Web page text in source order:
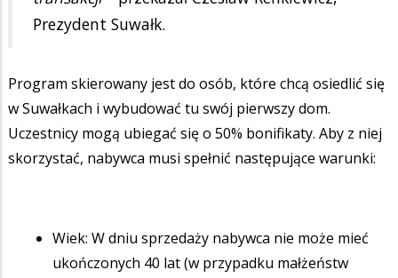
Prezydent Suwałk.
Program skierowany jest do osób, które chcą osiedlić się
w Suwałkach i wybudować tu swój pierwszy dom.
Uczestnicy mogą ubiegać się o 50% bonifikaty. Aby z niej
skorzystać, nabywca musi spełnić następujące warunki:
Wiek: W dniu sprzedaży nabywca nie może mieć
ukończonych 40 lat (w przypadku małżeństw